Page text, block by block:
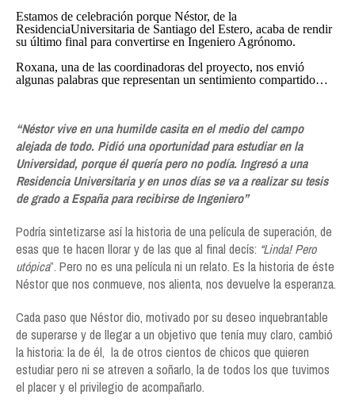
Estamos de celebración porque Néstor, de la
ResidenciaUniversitaria de Santiago del Estero, acaba de rendir
su último final para convertirse en Ingeniero Agrónomo.
Roxana, una de las coordinadoras del proyecto, nos envió
algunas palabras que representan un sentimiento compartido…
“Néstor vive en una humilde casita en el medio del campo
alejada de todo. Pidió una oportunidad para estudiar en la
Universidad, porque él quería pero no podía. Ingresó a una
Residencia Universitaria y en unos días se va a realizar su tesis
de grado a España para recibirse de Ingeniero”
Podría sintetizarse así la historia de una película de superación, de
esas que te hacen llorar y de las que al final decís: “Linda! Pero
utópica”. Pero no es una película ni un relato. Es la historia de éste
Néstor que nos conmueve, nos alienta, nos devuelve la esperanza.
Cada paso que Néstor dio, motivado por su deseo inquebrantable
de superarse y de llegar a un objetivo que tenía muy claro, cambió
la historia: la de él, la de otros cientos de chicos que quieren
estudiar pero ni se atreven a soñarlo, la de todos los que tuvimos
el placer y el privilegio de acompañarlo.